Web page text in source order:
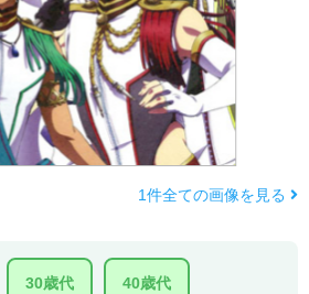
1件全ての画像を見る
30歳代 40歳代